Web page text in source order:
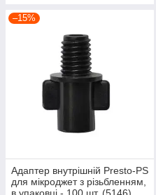
–15%
Адаптер внутрішній Presto-PS
для мікроджет з різьбленням,